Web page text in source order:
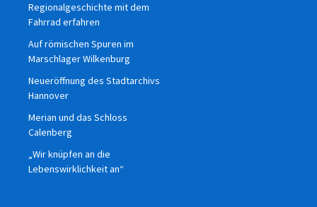
Regionalgeschichte mit dem
Fahrrad erfahren
Auf römischen Spuren im
Marschlager Wilkenburg
Neueröffnung des Stadtarchivs
Hannover
Merian und das Schloss
Calenberg
„Wir knüpfen an die
Lebenswirklichkeit an“